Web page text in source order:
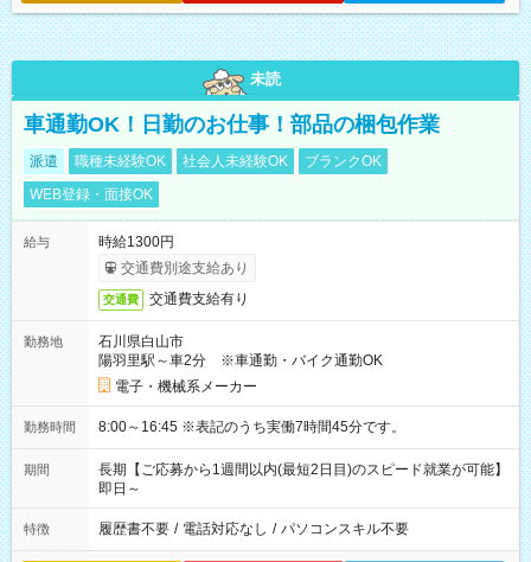
未読
車通勤OK！日勤のお仕事！部品の梱包作業
派遣 職種未経験OK 社会人未経験OK
ブランクOK
WEB登録・面接OK
給与
時給1300円
交通費別途支給あり
交通費 交通費支給有り
勤務地
石川県白山市
陽羽里駅～車2分 ※車通勤・バイク通勤OK
電子・機械系メーカー
勤務時間 8:00～16:45 ※表記のうち実働7時間45分です。
期間
長期【ご応募から1週間以内(最短2日目)のスピード就業が可能】
即日～
特徴 履歴書不要 / 電話対応なし / パソコンスキル不要